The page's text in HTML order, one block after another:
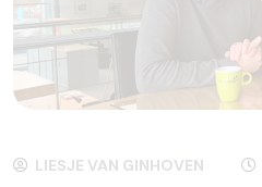
LIESJE VAN GINHOVEN